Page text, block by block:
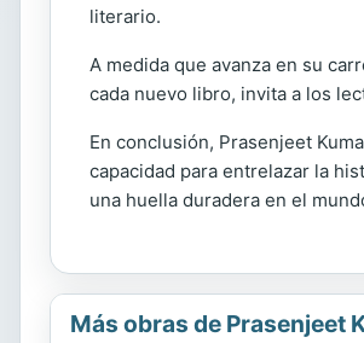
literario.
A medida que avanza en su
cada nuevo libro, invita a los
En conclusión, Prasenjeet
capacidad para entrelazar la
una huella duradera en el
Más obras de Prasenjeet